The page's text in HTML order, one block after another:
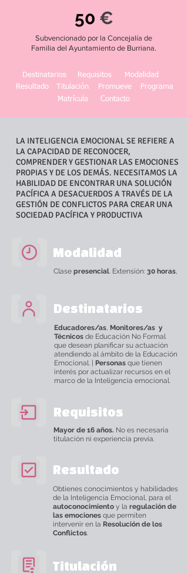
50 €
Subvencionado por la Concejalía de
Familia del Ayuntamiento de Burriana.
Destinatarios Requisitos
Modalidad
Resultado
Titulación Promueve
Programa
Matrícula
Contacto
LA INTELIGENCIA EMOCIONAL SE REFIERE A
LA CAPACIDAD DE RECONOCER,
COMPRENDER Y GESTIONAR LAS EMOCIONES
PROPIAS Y DE LOS DEMÁS. NECESITAMOS LA
HABILIDAD DE ENCONTRAR UNA SOLUCIÓN
PACÍFICA A DESACUERDOS A TRAVÉS DE LA
GESTIÓN DE CONFLICTOS PARA CREAR UNA
SOCIEDAD PACÍFICA Y PRODUCTIVA
Modalidad
Clase presencial. Extensión: 30 horas,
Destinatarios
Educadores/as, Monitores/as y
Técnicos de Educación No Formal
que desean planificar su actuación
atendiendo al ámbito de la Educación
Emocional. | Personas que tienen
interés por actualizar recursos en el
marco de la Inteligencia emocional.
Requisitos
Mayor de 16 años. No es necesaria
titulación ni experiencia previa.
Resultado
Obtienes conocimientos y habilidades
de la Inteligencia Emocional, para el
autoconocimiento y la regulación de
las emociones que permiten
intervenir en la Resolución de los
Conflictos.
Titulación